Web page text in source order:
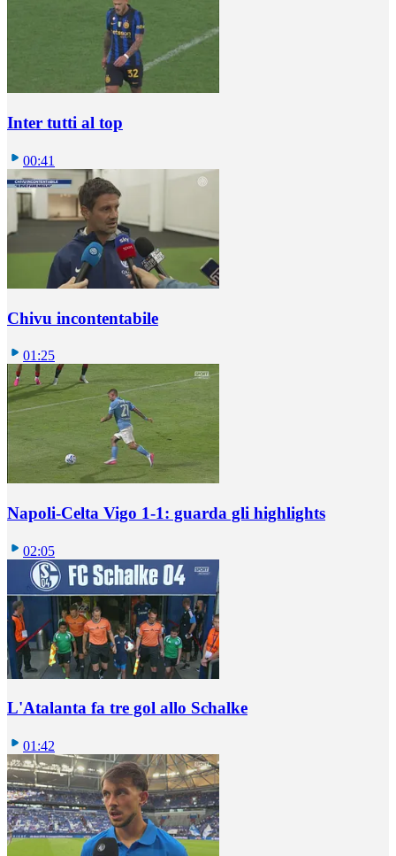
Inter tutti al top
00:41
Chivu incontentabile
01:25
Napoli-Celta Vigo 1-1: guarda gli highlights
02:05
L'Atalanta fa tre gol allo Schalke
01:42